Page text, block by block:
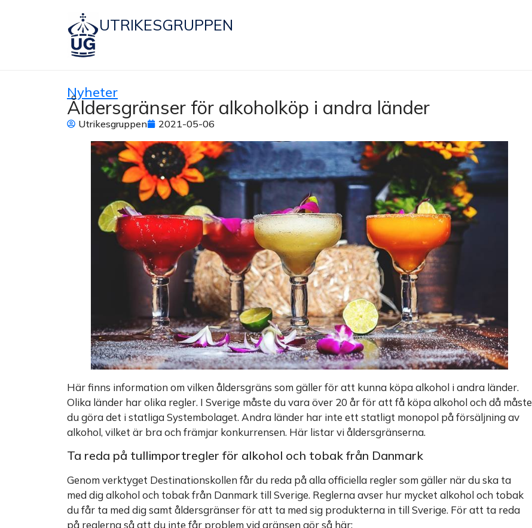
UTRIKESGRUPPEN
Nyheter
Åldersgränser för alkoholköp i andra länder
Utrikesgruppen 2021-05-06
Här finns information om vilken åldersgräns som gäller för att kunna köpa alkohol i andra länder.
Olika länder har olika regler. I Sverige måste du vara över 20 år för att få köpa alkohol och då måste
du göra det i statliga Systembolaget. Andra länder har inte ett statligt monopol på försäljning av
alkohol, vilket är bra och främjar konkurrensen. Här listar vi åldersgränserna.
Ta reda på tullimportregler för alkohol och tobak från Danmark
Genom verktyget Destinationskollen får du reda på alla officiella regler som gäller när du ska ta
med dig alkohol och tobak från Danmark till Sverige. Reglerna avser hur mycket alkohol och tobak
du får ta med dig samt åldersgränser för att ta med sig produkterna in till Sverige. För att ta reda
på reglerna så att du inte får problem vid gränsen gör så här: